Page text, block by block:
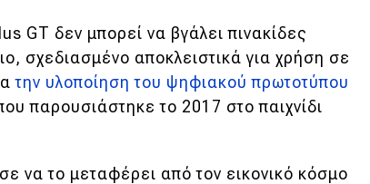
GT δεν μπορεί να βγάλει πινακίδες
σχεδιασμένο αποκλειστικά για χρήση σε
την υλοποίηση του ψηφιακού πρωτοτύπου
παρουσιάστηκε το 2017 στο παιχνίδι
να το μεταφέρει από τον εικονικό κόσμο